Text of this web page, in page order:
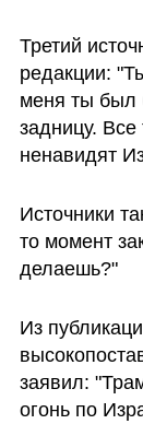
Третий
редакции:
меня ты был
задницу. Все
ненавидят
Источники
то момент
делаешь?"
Из
заявил:
огонь по